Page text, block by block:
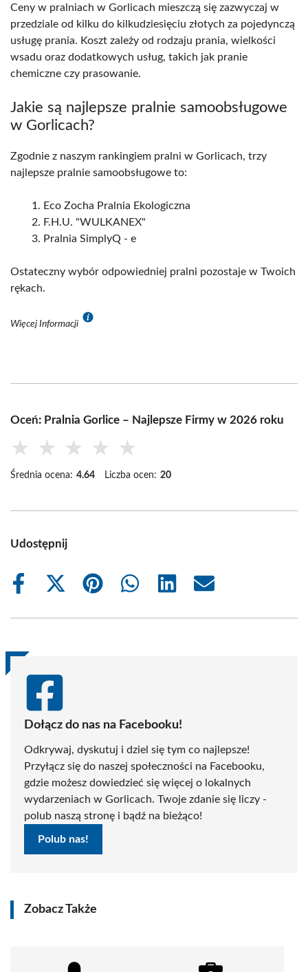
Ceny w pralniach w Gorlicach mieszczą się zazwyczaj w
przedziale od kilku do kilkudziesięciu złotych za pojedynczą
usługę prania. Koszt zależy od rodzaju prania, wielkości
wsadu oraz dodatkowych usług, takich jak pranie
chemiczne czy prasowanie.
Jakie są najlepsze pralnie samoobsługowe
w Gorlicach?
Zgodnie z naszym rankingiem pralni w Gorlicach, trzy
najlepsze pralnie samoobsługowe to:
Eco Zocha Pralnia Ekologiczna
F.H.U. "WULKANEX"
Pralnia SimplyQ - e
Ostateczny wybór odpowiedniej pralni pozostaje w Twoich
rękach.
Więcej Informacji
Oceń: Pralnia Gorlice – Najlepsze Firmy w 2026 roku
★ ★ ★ ★ ★
Średnia ocena: 4.64 Liczba ocen: 20
Udostępnij
Share
Share
(Twitter)
Share
Share
Share
Share
Dołącz do nas na Facebooku!
Odkrywaj, dyskutuj i dziel się tym co najlepsze!
Przyłącz się do naszej społeczności na Facebooku,
gdzie możesz dowiedzieć się więcej o lokalnych
wydarzeniach w Gorlicach. Twoje zdanie się liczy -
polub naszą stronę i bądź na bieżąco!
Polub nas!
Zobacz Także